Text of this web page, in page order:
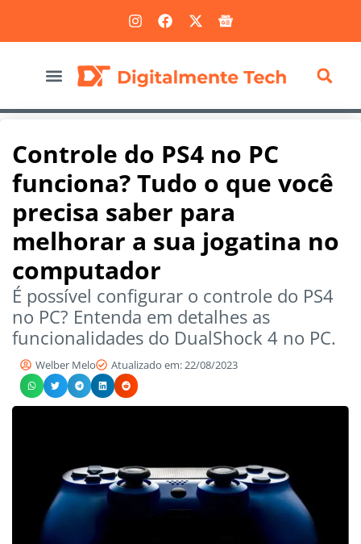
Controle do PS4 no PC
funciona? Tudo o que você
precisa saber para
melhorar a sua jogatina no
computador
É possível configurar o controle do PS4
no PC? Entenda em detalhes as
funcionalidades do DualShock 4 no PC.
Welber Melo Atualizado em: 22/08/2023